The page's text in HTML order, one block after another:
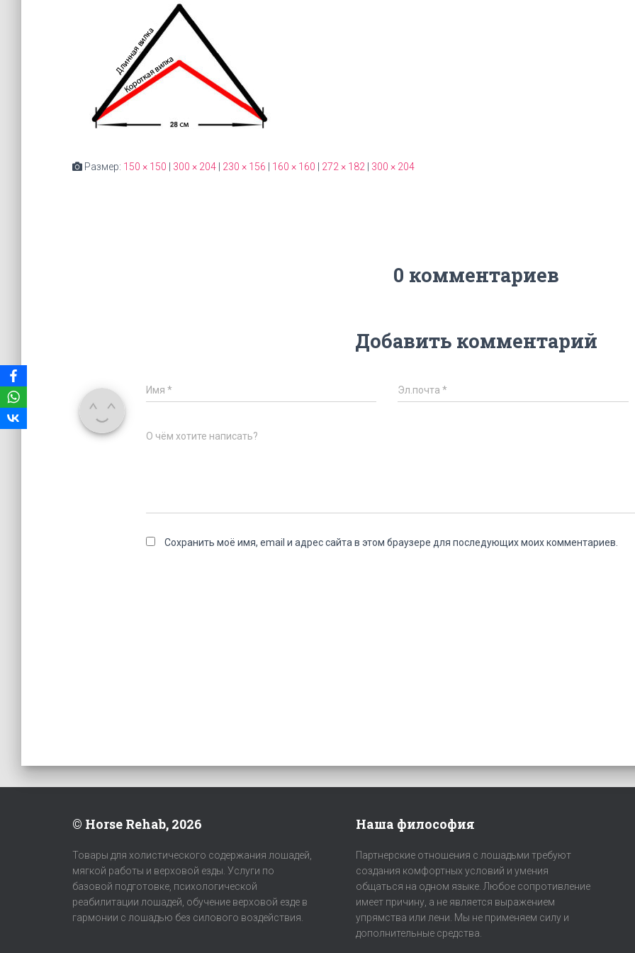
Размер: 150 × 150 300 × 204 230 × 156 160 × 160 272 × 182 300 × 204
0 комментариев
Добавить комментарий
Имя * Эл.почта*
О чём хотите написать?
Сохранить моё имя, email и адрес сайта в этом браузере для последующих моих комментариев.
© Horse Rehab, 2026
Товары для холистического содержания лошадей,
мягкой работы и верховой езды. Услуги по
базовой подготовке, психологической
реабилитации лошадей, обучение верховой езде в
гармонии с лошадью без силового воздействия.
Наша философия
Партнерские отношения с лошадьми требуют
создания комфортных условий и умения
общаться на одном языке. Любое сопротивление
имеет причину, а не является выражением
упрямства или лени. Мы не применяем силу и
дополнительные средства.